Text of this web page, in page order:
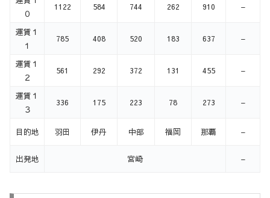
０
1122 584 744 262 910 –
運賃１
１
785 408 520 183 637 –
運賃１
２
561 292 372 131 455 –
運賃１
３
336 175 223 78 273 –
目的地 羽田 伊丹 中部 福岡 那覇 –
出発地 宮崎 –